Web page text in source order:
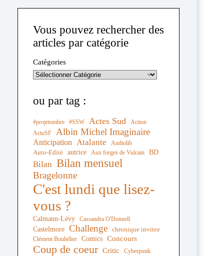
Vous pouvez rechercher des
articles par catégorie
Catégories
ou par tag :
#projetombre #SSW Actes Sud
Action
ActuSF
Albin Michel Imaginaire
Anticipation Atalante Audiolib
Auto-Edité autrice Aux forges de Vulcain BD
Bilan Bilan mensuel
Bragelonne
C'est lundi que lisez-
vous ?
Calmann-Lévy Cassandra O'Donnell
Castelmore Challenge chronique invitee
Clément Bouhélier Comics Concours
Coup de coeur Critic
Cyberpunk